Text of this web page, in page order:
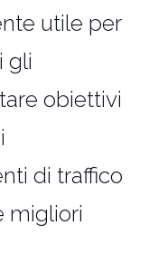
utile per
gli
obiettivi
di traffico
migliori